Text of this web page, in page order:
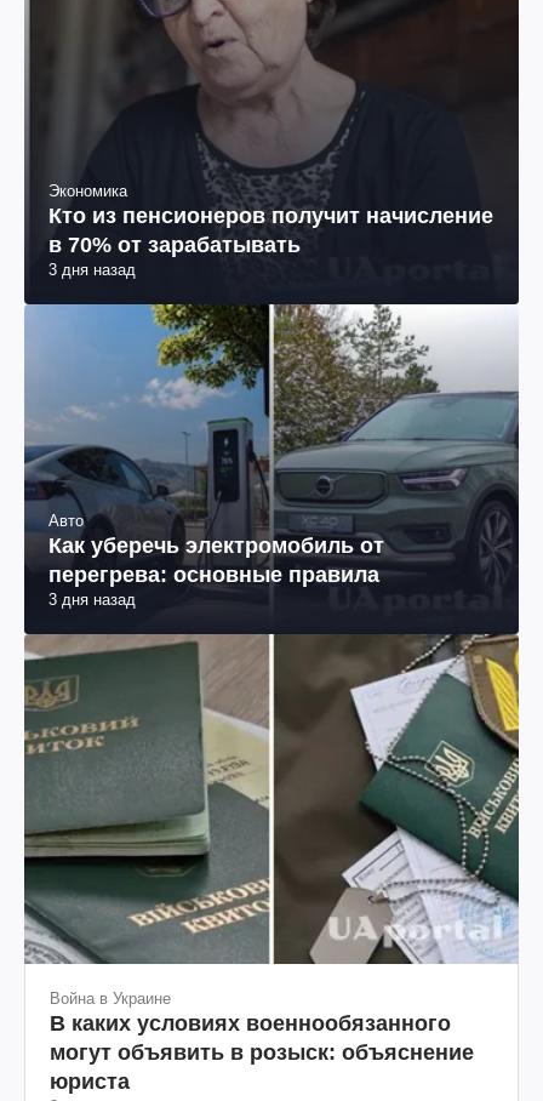
Экономика
Кто из пенсионеров получит начисление
в 70% от зарабатывать
3 дня назад
Авто
Как уберечь электромобиль от
перегрева: основные правила
3 дня назад
Война в Украине
В каких условиях военнообязанного
могут объявить в розыск: объяснение
юриста